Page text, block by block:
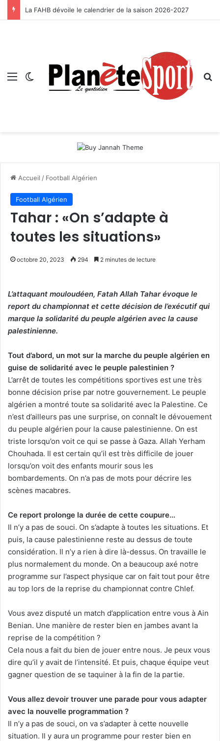
La FAHB dévoile le calendrier de la saison 2026-2027
Menu Switch skin
Accueil / Football Algérien
Football Algérien
Tahar : «On s’adapte à
toutes les situations»
octobre 20, 2023 294 2 minutes de lecture
L’attaquant mouloudéen, Fatah Allah Tahar évoque le
report du championnat et cette décision de l’exécutif qui
marque la solidarité du peuple algérien avec la cause
palestinienne.
Tout d’abord, un mot sur la marche du peuple algérien en
guise de solidarité avec le peuple palestinien ?
L’arrêt de toutes les compétitions sportives est une très
bonne décision prise par notre gouvernement. Le peuple
algérien a montré toute sa solidarité avec la Palestine. Ce
n’est d’ailleurs pas une surprise, on connaît le dévouement
du peuple algérien pour la cause palestinienne. On est
triste lorsqu’on voit ce qui se passe à Gaza. Allah Yerham
Chouhada. Il est certain qu’il est très difficile de jouer
lorsqu’on voit des enfants mourir sous les
bombardements. On n’a pas de mots pour décrire les
scènes macabres.
Ce report prolonge la durée de cette coupure…
Il n’y a pas de souci. On s’adapte à toutes les situations. Et
puis, la cause palestinienne reste au dessus de toute
considération. Il n’y a rien à dire là-dessus. On travaille le
plus normalement du monde. On a beaucoup axé notre
programme sur l’aspect physique car on fait tout pour être
au top lors de la reprise du championnat contre Chlef.
Vous avez disputé un match d’application entre vous à Ain
Benian. Une manière de rester bien en jambes avant la
reprise de la compétition ?
Cela nous a fait du bien de jouer entre nous. Je peux vous
dire qu’il y avait de l’intensité. Et puis, chaque équipe veut
gagner question de se taquiner à la fin de la partie.
Vous allez devoir trouver une parade pour vous adapter
avec la nouvelle programmation ?
Il n’y a pas de souci, on va s’adapter à cette nouvelle
situation. Il y aura un programme pour rester bien en